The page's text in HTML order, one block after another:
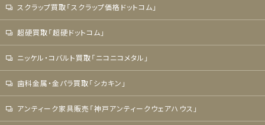
スクラップ買取「スクラップ価格ドットコム」
超硬買取「超硬ドットコム」
ニッケル・コバルト買取「ニコニコメタル」
歯科金属・金パラ買取「シカキン」
アンティーク家具販売「神戸アンティークウェアハウス」